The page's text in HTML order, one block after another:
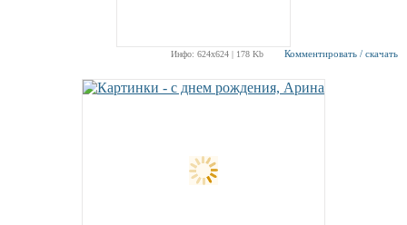
Инфо: 624х624 | 178 Kb Комментировать / скачать